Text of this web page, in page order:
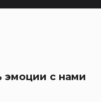
эмоции с нами